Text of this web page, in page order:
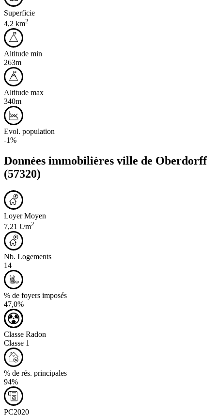
Superficie
4,2 km2
Altitude min
263m
Altitude max
340m
Evol. population
-1%
Données immobilières ville de Oberdorff
(57320)
Loyer Moyen
7,21 €/m2
Nb. Logements
14
% de foyers imposés
47,0%
Classe Radon
Classe 1
% de rés. principales
94%
PC2020